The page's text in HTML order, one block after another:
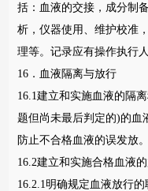
括：血液的交接，成分制
析，仪器使用、维护校准
理等。记录应有操作执行
16．血液隔离与放行
16.1建立和实施血液的隔
题但尚未最后判定的)的血
防止不合格血液的误发放。
16.2建立和实施合格血液
16.2.1明确规定血液放行